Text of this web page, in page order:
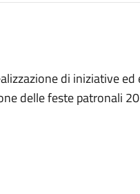
di iniziative
delle feste patronali